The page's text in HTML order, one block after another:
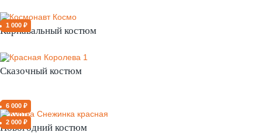
1 000 ₽
Карнавальный костюм
Сказочный костюм
6 000 ₽
2 000 ₽
Новогодний костюм